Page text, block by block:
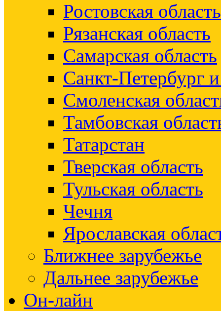
Ростовская область
Рязанская область
Самарская область
Санкт-Петербург
Смоленская
Тамбовская
Татарстан
Тверская область
Тульская область
Чечня
Ярославская
Ближнее зарубежье
Дальнее зарубежье
Он-лайн